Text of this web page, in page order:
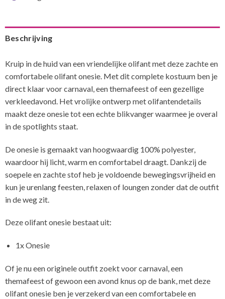
Beschrijving
Kruip in de huid van een vriendelijke olifant met deze zachte en
comfortabele olifant onesie. Met dit complete kostuum ben je
direct klaar voor carnaval, een themafeest of een gezellige
verkleedavond. Het vrolijke ontwerp met olifantendetails
maakt deze onesie tot een echte blikvanger waarmee je overal
in de spotlights staat.
De onesie is gemaakt van hoogwaardig 100% polyester,
waardoor hij licht, warm en comfortabel draagt. Dankzij de
soepele en zachte stof heb je voldoende bewegingsvrijheid en
kun je urenlang feesten, relaxen of loungen zonder dat de outfit
in de weg zit.
Deze olifant onesie bestaat uit:
1x Onesie
Of je nu een originele outfit zoekt voor carnaval, een
themafeest of gewoon een avond knus op de bank, met deze
olifant onesie ben je verzekerd van een comfortabele en